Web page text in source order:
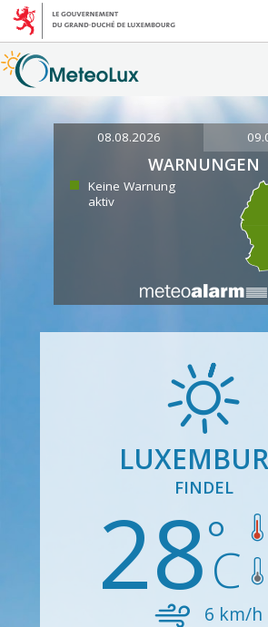
08.08.2026
WARNUNGEN
Keine Warnung
aktiv
FINDEL
286 km/h